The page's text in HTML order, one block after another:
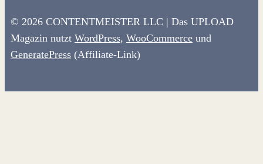
© 2026 CONTENTMEISTER LLC | Das UPLOAD
Magazin nutzt WordPress, WooCommerce und
GeneratePress (Affiliate-Link)